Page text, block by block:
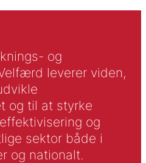
og
leverer viden,
og til at styrke
og
sektor både i
og nationalt.